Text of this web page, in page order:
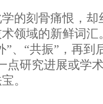
的刻骨痛恨，却
领域的新鲜词汇
”、“共振”，再到
点研究进展或学
。